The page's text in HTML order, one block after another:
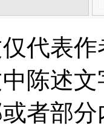
代表
陈述
者部